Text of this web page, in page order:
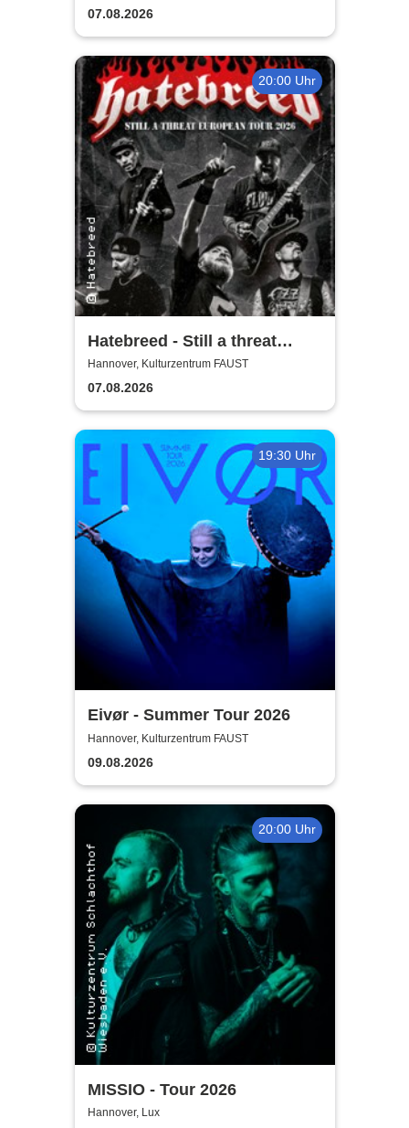
07.08.2026
20:00 Uhr
Hatebreed - Still a threat
European Tour 2026
Hannover, Kulturzentrum FAUST
07.08.2026
19:30 Uhr
Eivør - Summer Tour 2026
Hannover, Kulturzentrum FAUST
09.08.2026
20:00 Uhr
MISSIO - Tour 2026
Hannover, Lux